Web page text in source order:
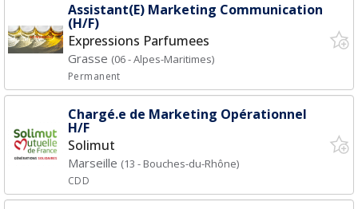
Assistant(E) Marketing Communication
(H/F)
Expressions Parfumees
Grasse (06 - Alpes-Maritimes)
Permanent
Chargé.e de Marketing Opérationnel
H/F
Solimut
Marseille (13 - Bouches-du-Rhône)
CDD